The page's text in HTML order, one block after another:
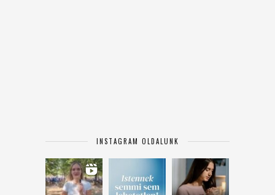
INSTAGRAM OLDALUNK